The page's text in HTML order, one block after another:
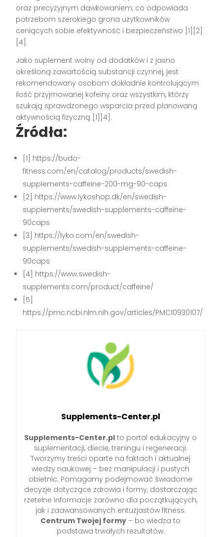
oraz precyzyjnym dawkowaniem, co odpowiada
potrzebom szerokiego grona użytkowników
ceniących sobie efektywność i bezpieczeństwo [1][2]
[4] .
Jako suplement wolny od dodatków i z jasno
określoną zawartością substancji czynnej, jest
rekomendowany osobom dokładnie kontrolującym
ilość przyjmowanej kofeiny oraz wszystkim, którzy
szukają sprawdzonego wsparcia przed planowaną
aktywnością fizyczną [1][4] .
Źródła:
[1] https://budo-
fitness.com/en/catalog/products/swedish-
supplements-caffeine-200-mg-90-caps
[2] https://www.lykoshop.dk/en/swedish-
supplements/swedish-supplements-caffeine-
90caps
[3] https://lyko.com/en/swedish-
supplements/swedish-supplements-caffeine-
90caps
[4] https://www.swedish-
supplements.com/product/caffeine/
[5]
https://pmc.ncbi.nlm.nih.gov/articles/PMC10930107/
Supplements-Center.pl
Supplements-Center.pl to portal edukacyjny o
suplementacji, diecie, treningu i regeneracji.
Tworzymy treści oparte na faktach i aktualnej
wiedzy naukowej – bez manipulacji i pustych
obietnic. Pomagamy podejmować świadome
decyzje dotyczące zdrowia i formy, dostarczając
rzetelne informacje zarówno dla początkujących,
jak i zaawansowanych entuzjastów fitness.
Centrum Twojej formy – bo wiedza to
podstawa trwałych rezultatów.